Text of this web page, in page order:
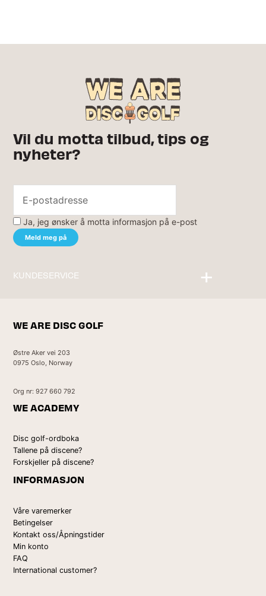
Vil du motta tilbud, tips og
nyheter?
Ja, jeg ønsker å motta informasjon på e-post
KUNDESERVICE
WE ARE DISC GOLF
Østre Aker vei 203
0975 Oslo, Norway
Org nr: 927 660 792
WE ACADEMY
Disc golf-ordboka
Tallene på discene?
Forskjeller på discene?
INFORMASJON
Våre varemerker
Betingelser
Kontakt oss/Åpningstider
Min konto
FAQ
International customer?